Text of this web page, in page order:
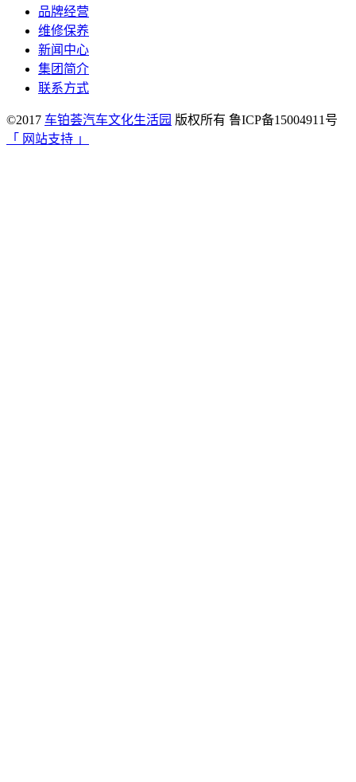
品牌经营
维修保养
新闻中心
集团简介
联系方式
©2017 车铂荟汽车文化生活园 版权所有 鲁ICP备15004911号
「 网站支持 」